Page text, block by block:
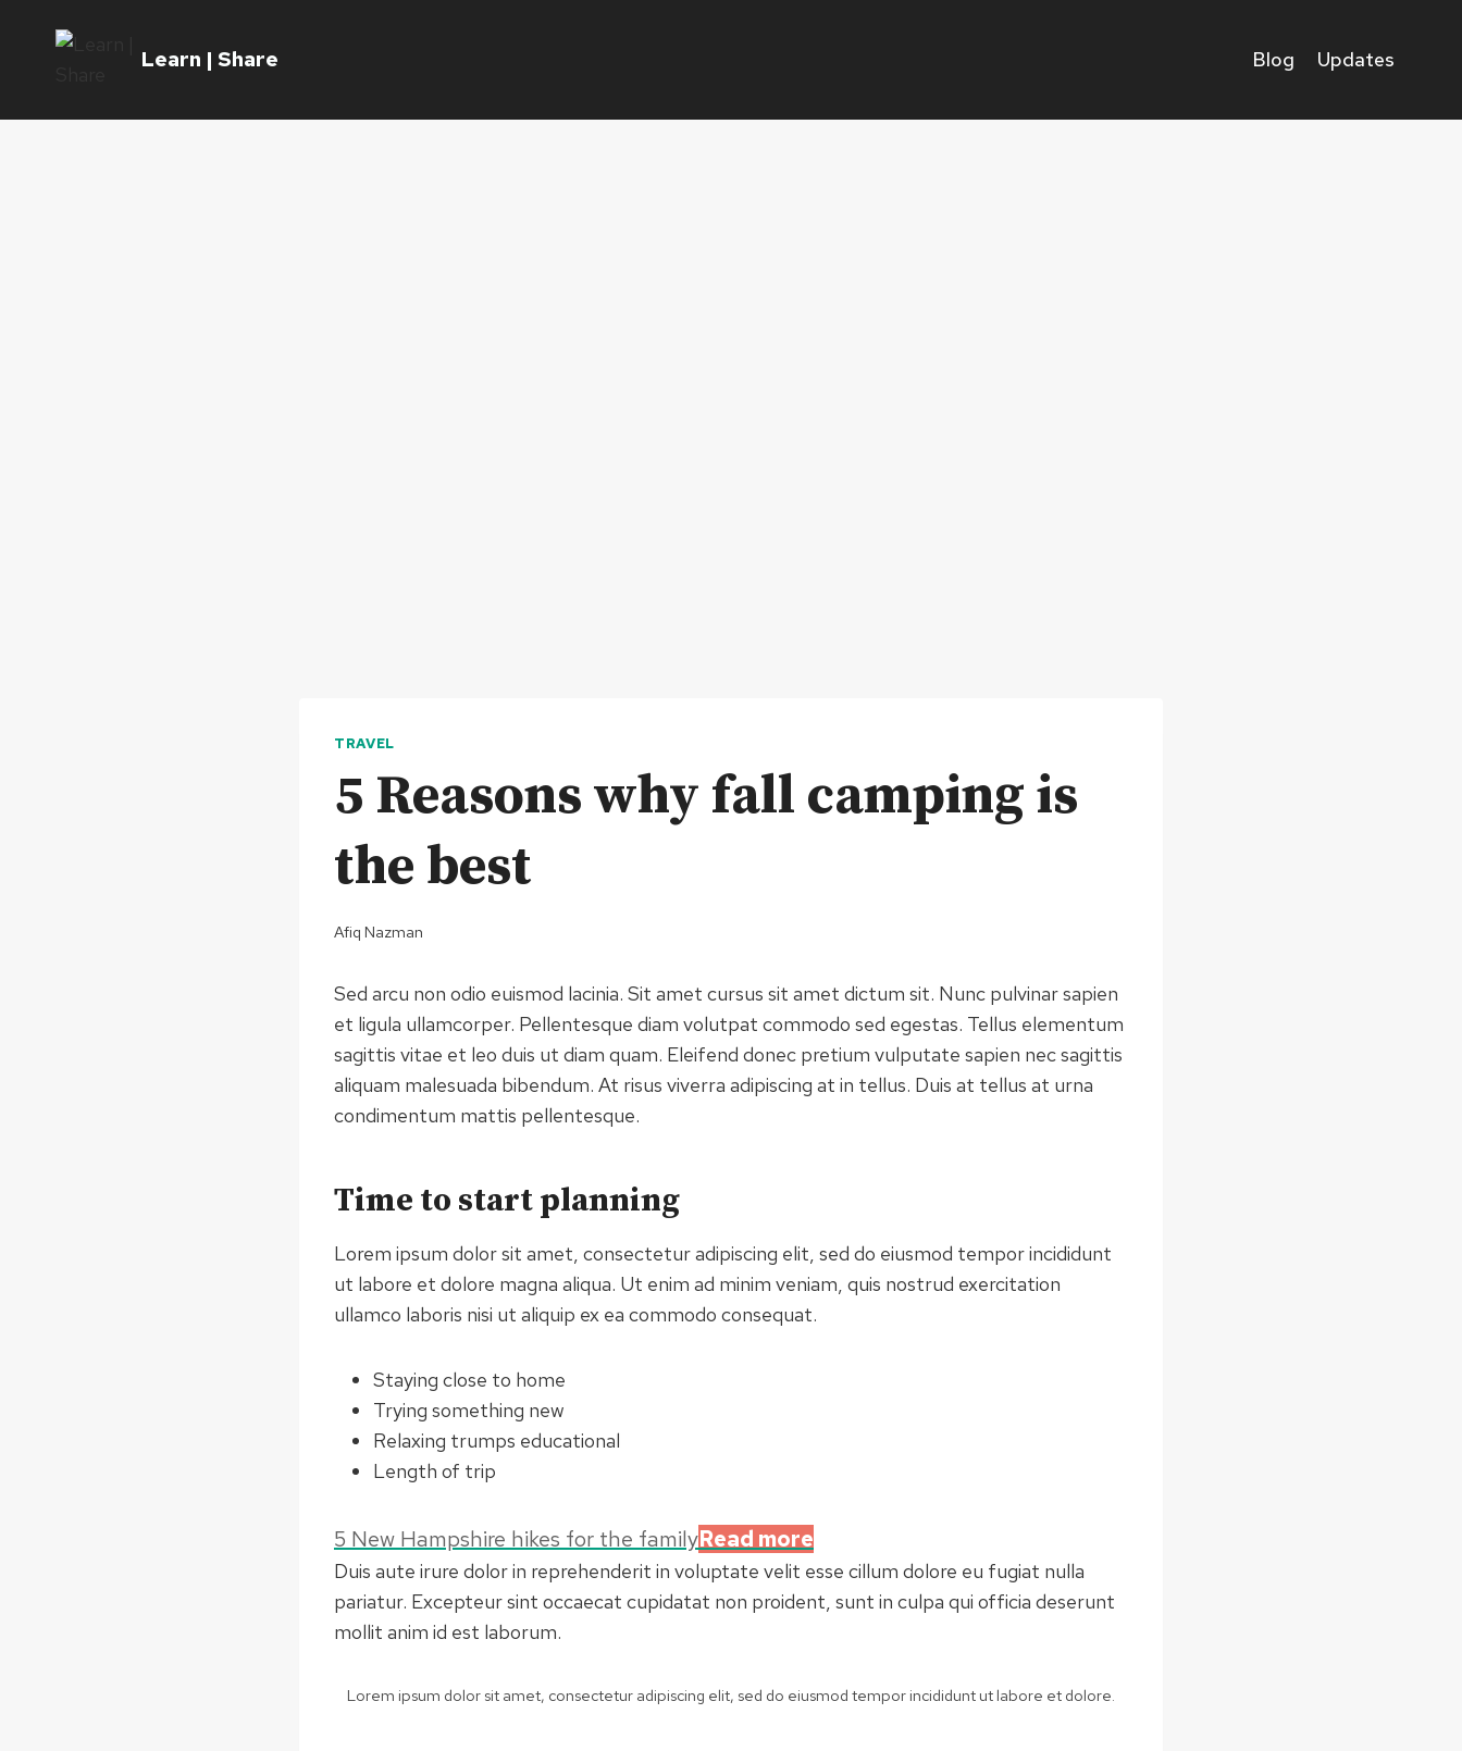
Learn | Share Blog Updates
TRAVEL
5 Reasons why fall camping is
the best
Afiq Nazman
Sed arcu non odio euismod lacinia. Sit amet cursus sit amet dictum sit. Nunc pulvinar sapien
et ligula ullamcorper. Pellentesque diam volutpat commodo sed egestas. Tellus elementum
sagittis vitae et leo duis ut diam quam. Eleifend donec pretium vulputate sapien nec sagittis
aliquam malesuada bibendum. At risus viverra adipiscing at in tellus. Duis at tellus at urna
condimentum mattis pellentesque.
Time to start planning
Lorem ipsum dolor sit amet, consectetur adipiscing elit, sed do eiusmod tempor incididunt
ut labore et dolore magna aliqua. Ut enim ad minim veniam, quis nostrud exercitation
ullamco laboris nisi ut aliquip ex ea commodo consequat.
Staying close to home
Trying something new
Relaxing trumps educational
Length of trip
5 New Hampshire hikes for the familyRead more
Duis aute irure dolor in reprehenderit in voluptate velit esse cillum dolore eu fugiat nulla
pariatur. Excepteur sint occaecat cupidatat non proident, sunt in culpa qui officia deserunt
mollit anim id est laborum.
Lorem ipsum dolor sit amet, consectetur adipiscing elit, sed do eiusmod tempor incididunt ut labore et dolore.